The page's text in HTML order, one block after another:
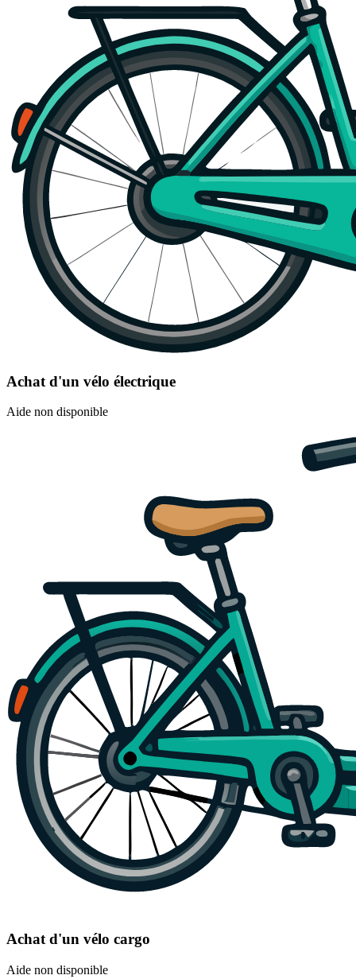
Achat d'un vélo électrique
Aide non disponible
Achat d'un vélo cargo
Aide non disponible